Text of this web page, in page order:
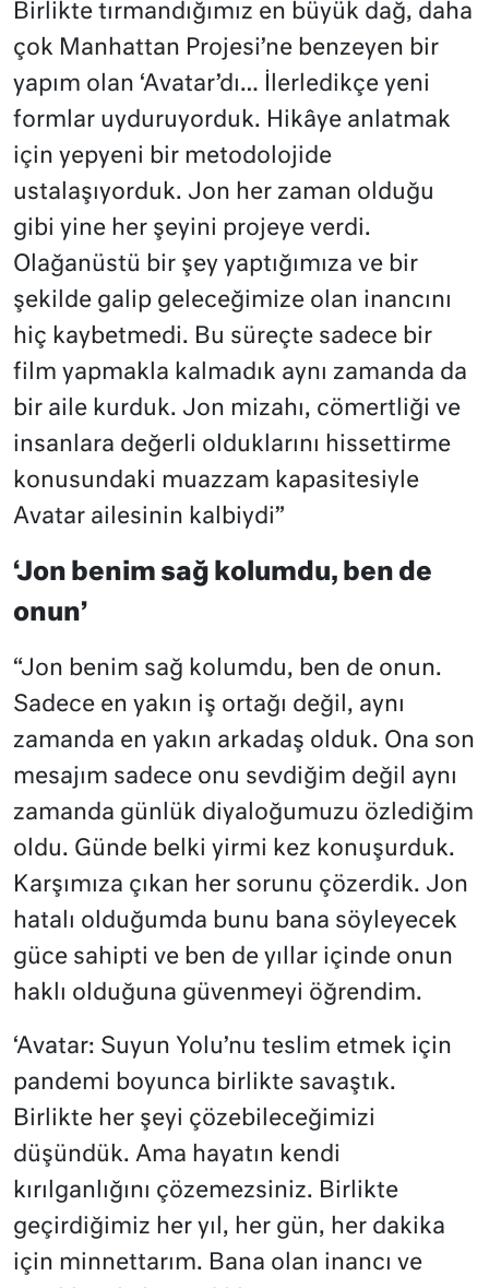
Birlikte tırmandığımız en büyük dağ, daha
çok Manhattan Projesi’ne benzeyen bir
yapım olan ‘Avatar’dı… İlerledikçe yeni
formlar uyduruyorduk. Hikâye anlatmak
için yepyeni bir metodolojide
ustalaşıyorduk. Jon her zaman olduğu
gibi yine her şeyini projeye verdi.
Olağanüstü bir şey yaptığımıza ve bir
şekilde galip geleceğimize olan inancını
hiç kaybetmedi. Bu süreçte sadece bir
film yapmakla kalmadık aynı zamanda da
bir aile kurduk. Jon mizahı, cömertliği ve
insanlara değerli olduklarını hissettirme
konusundaki muazzam kapasitesiyle
Avatar ailesinin kalbiydi”
‘Jon benim sağ kolumdu, ben de
onun’
“Jon benim sağ kolumdu, ben de onun.
Sadece en yakın iş ortağı değil, aynı
zamanda en yakın arkadaş olduk. Ona son
mesajım sadece onu sevdiğim değil aynı
zamanda günlük diyaloğumuzu özlediğim
oldu. Günde belki yirmi kez konuşurduk.
Karşımıza çıkan her sorunu çözerdik. Jon
hatalı olduğumda bunu bana söyleyecek
güce sahipti ve ben de yıllar içinde onun
haklı olduğuna güvenmeyi öğrendim.
‘Avatar: Suyun Yolu’nu teslim etmek için
pandemi boyunca birlikte savaştık.
Birlikte her şeyi çözebileceğimizi
düşündük. Ama hayatın kendi
kırılganlığını çözemezsiniz. Birlikte
geçirdiğimiz her yıl, her gün, her dakika
için minnettarım. Bana olan inancı ve